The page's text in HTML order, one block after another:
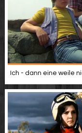
Ich - dann eine weile